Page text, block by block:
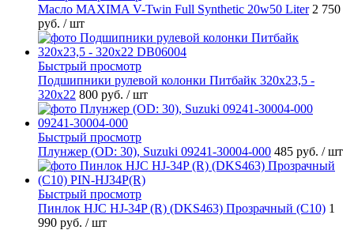
Масло MAXIMA V-Twin Full Synthetic 20w50 Liter 2 750
руб. / шт
Быстрый просмотр
Подшипники рулевой колонки Питбайк 320x23,5 -
320x22 800 руб. / шт
Быстрый просмотр
Плунжер (OD: 30), Suzuki 09241-30004-000 485 руб. / шт
Быстрый просмотр
Пинлок HJC HJ-34P (R) (DKS463) Прозрачный (C10) 1
990 руб. / шт